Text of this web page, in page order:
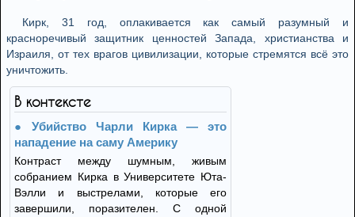
Кирк, 31 год, оплакивается как самый разумный и
красноречивый защитник ценностей Запада, христианства и
Израиля, от тех врагов цивилизации, которые стремятся всё это
уничтожить.
В контексте
Убийство Чарли Кирка — это
нападение на саму Америку
Контраст между шумным, живым
собранием Кирка в Университете Юта-
Вэлли и выстрелами, которые его
завершили, поразителен. С одной